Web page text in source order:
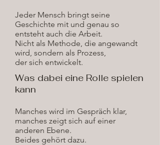
Jeder Mensch bringt seine
Geschichte mit und genau so
entsteht auch die Arbeit.
Nicht als Methode, die angewandt
wird, sondern als Prozess,
der sich entwickelt.
Was dabei eine Rolle spielen
kann
Manches wird im Gespräch klar,
manches zeigt sich auf einer
anderen Ebene.
Beides gehört dazu.